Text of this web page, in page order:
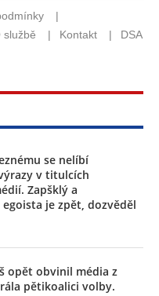
se nelíbí
v titulcích
Zapšklý a
je zpět, dozvěděl
opět obvinil média z
pětikoalici volby.